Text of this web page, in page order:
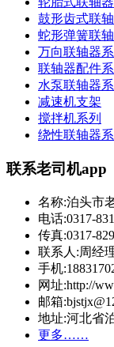
鼓形齿式联
蛇形弹簧联
万向联轴器系
联轴器配件系
水泵联轴器系
减速机支架
搅拌机系列
绕性联轴器系
联系老司机app
名称:泊头市
电话:0317-
传真:0317-
联系人:周经
手机
网址:http://
邮箱
地址:河北省
更多……